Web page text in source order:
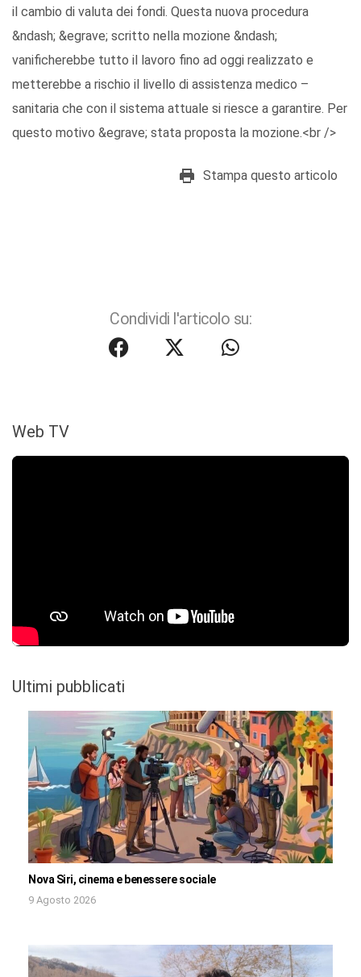
il cambio di valuta dei fondi. Questa nuova procedura
&ndash; &egrave; scritto nella mozione &ndash;
vanificherebbe tutto il lavoro fino ad oggi realizzato e
metterebbe a rischio il livello di assistenza medico –
sanitaria che con il sistema attuale si riesce a garantire. Per
questo motivo &egrave; stata proposta la mozione.<br />
Stampa questo articolo
Condividi l'articolo su:
Web TV
Ultimi pubblicati
Nova Siri, cinema e benessere sociale
9 Agosto 2026